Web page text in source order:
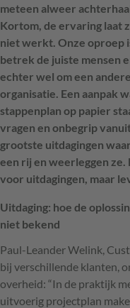
meteen alweer
Kortom, de ervaring laat
niet werkt. Onze oproep
betrek de juiste mensen
echter wel om een
organisatie. Een aanpak
stappenplan op papier
vragen en onbegrip
grootste uitdagingen
een rij en weerleggen ze.
voor uitdagingen, maar
Uitdaging: hoe de
niet bekend
Paul-Leander Welink,
bij verschillende klanten,
overheid: “In de praktijk
uitvoerig projectplan